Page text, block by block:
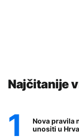
Najčitanije
Nova pravila
unositi u